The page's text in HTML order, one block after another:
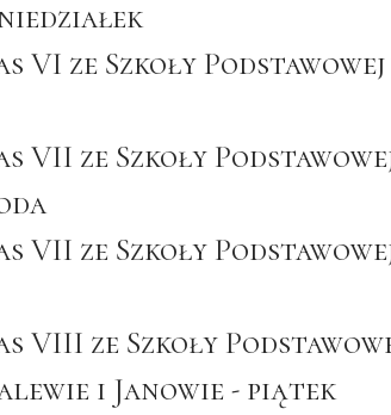
VI ze Szkoły
VII ze Szkoły
VII ze Szkoły
VIII ze Szkoły
i Janowie - piątek